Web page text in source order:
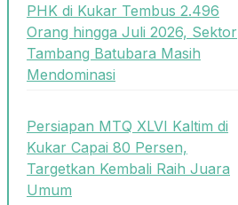
PHK di Kukar Tembus 2.496
Orang hingga Juli 2026, Sektor
Tambang Batubara Masih
Mendominasi
Persiapan MTQ XLVI Kaltim di
Kukar Capai 80 Persen,
Targetkan Kembali Raih Juara
Umum